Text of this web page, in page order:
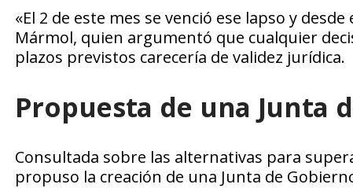
«El 2 de este mes se venció ese lapso y
Mármol, quien argumentó que cualquier
plazos previstos carecería de validez jurídica.
Propuesta de una Junta
Consultada sobre las alternativas para
propuso la creación de una Junta de